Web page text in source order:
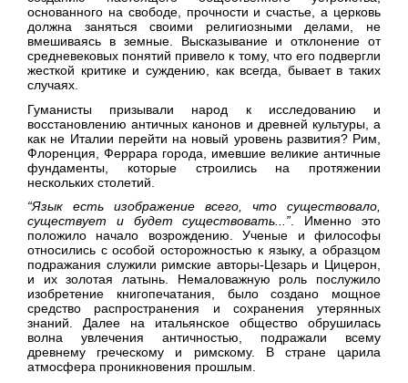
основанного на свободе, прочности и счастье, а церковь
должна заняться своими религиозными делами, не
вмешиваясь в земные. Высказывание и отклонение от
средневековых понятий привело к тому, что его подвергли
жесткой критике и суждению, как всегда, бывает в таких
случаях.
Гуманисты призывали народ к исследованию и
восстановлению античных канонов и древней культуры, а
как не Италии перейти на новый уровень развития? Рим,
Флоренция, Феррара города, имевшие великие античные
фундаменты, которые строились на протяжении
нескольких столетий.
“Язык есть изображение всего, что существовало,
существует и будет существовать...”. Именно это
положило начало возрождению. Ученые и философы
относились с особой осторожностью к языку, а образцом
подражания служили римские авторы-Цезарь и Цицерон,
и их золотая латынь. Немаловажную роль послужило
изобретение книгопечатания, было создано мощное
средство распространения и сохранения утерянных
знаний. Далее на итальянское общество обрушилась
волна увлечения античностью, подражали всему
древнему греческому и римскому. В стране царила
атмосфера проникновения прошлым.